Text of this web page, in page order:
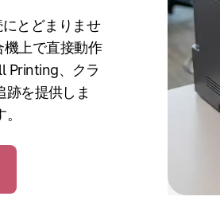
とどまりませ
上で直接動作
Printing、クラ
跡を提供しま